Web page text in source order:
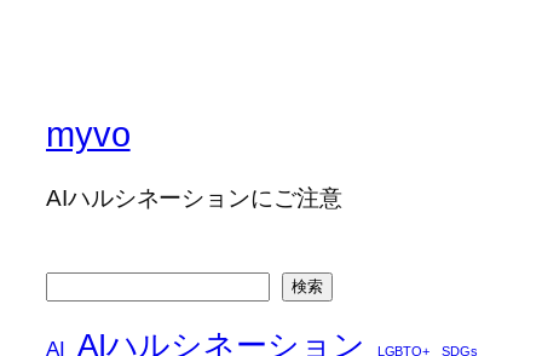
myvo
AIハルシネーションにご注意
検索
AI AIハルシネーション LGBTQ+ SDGs